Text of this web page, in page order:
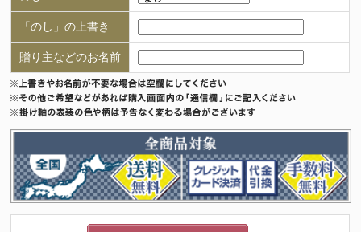
「のし」の上書き
贈り主などのお名前